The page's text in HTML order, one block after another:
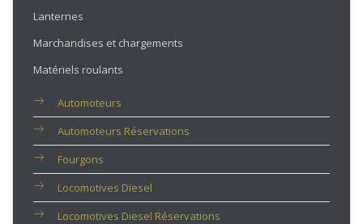
Lanternes
Marchandises et chargements
Matériels roulants
Automoteurs
Automoteurs Réservations
Fourgons
Locomotives Diesel
Locomotives Diesel Réservations